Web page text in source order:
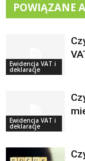
POWIĄZANE
Ewidencja VAT i
deklaracje
Ewidencja VAT i
deklaracje